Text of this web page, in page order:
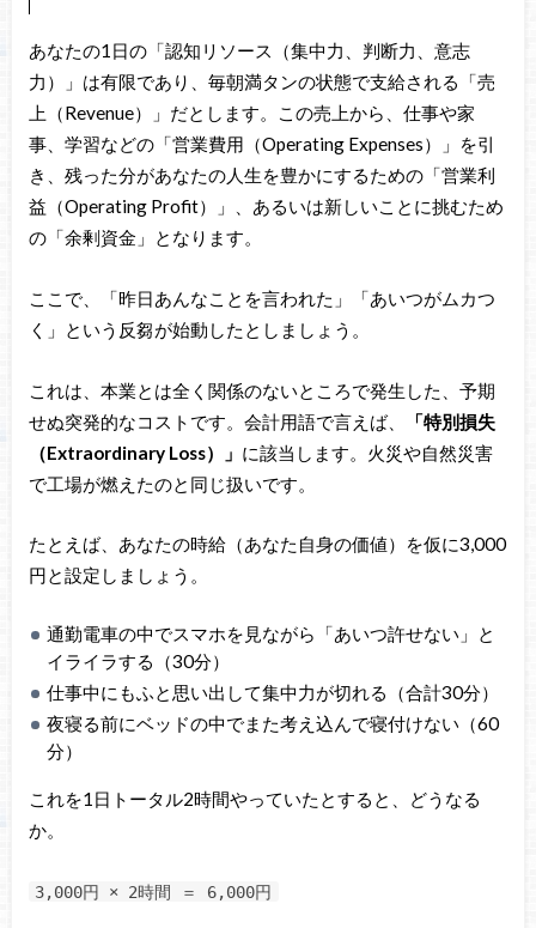
あなたの1日の「認知リソース（集中力、判断力、意志
力）」は有限であり、毎朝満タンの状態で支給される「売
上（Revenue）」だとします。この売上から、仕事や家
事、学習などの「営業費用（Operating Expenses）」を引
き、残った分があなたの人生を豊かにするための「営業利
益（Operating Profit）」、あるいは新しいことに挑むため
の「余剰資金」となります。
ここで、「昨日あんなことを言われた」「あいつがムカつ
く」という反芻が始動したとしましょう。
これは、本業とは全く関係のないところで発生した、予期
せぬ突発的なコストです。会計用語で言えば、
「特別損失
（Extraordinary Loss）」 に該当します。火災や自然災害
で工場が燃えたのと同じ扱いです。
たとえば、あなたの時給（あなた自身の価値）を仮に3,000
円と設定しましょう。
通勤電車の中でスマホを見ながら「あいつ許せない」と
イライラする（30分）
仕事中にもふと思い出して集中力が切れる（合計30分）
夜寝る前にベッドの中でまた考え込んで寝付けない（60
分）
これを1日トータル2時間やっていたとすると、どうなる
か。
3,000円 × 2時間 ＝ 6,000円